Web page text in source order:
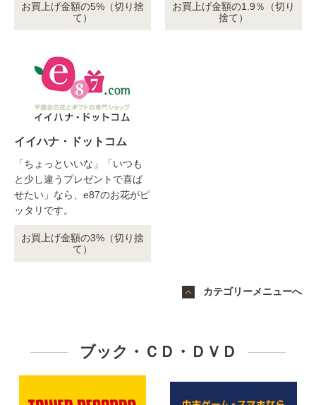
お買上げ金額の5%（切り捨
て）
お買上げ金額の1.9％（切り
捨て）
イイハナ・ドットコム
「ちょっといいな」「いつも
と少し違うプレゼントで喜ば
せたい」なら、e87のお花がピ
ッタリです。
お買上げ金額の3%（切り捨
て）
カテゴリーメニューへ
ブック・ＣＤ・ＤＶＤ